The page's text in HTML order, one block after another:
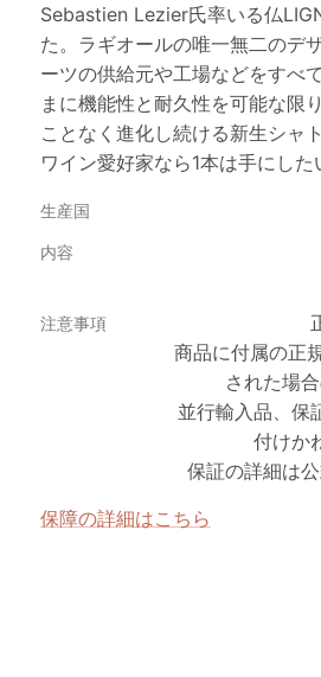
Sebastien Lezier氏率いる仏
た。ラギオールの唯一無二のデ
ーツの供給元や工場などをすべ
まに機能性と耐久性を可能な限
ことなく進化し続ける新生シャ
ワイン愛好家なら1本は手にした
生産国
内容
注意事項
商品に付属の正
された場
並行輸入品、保
付けか
保証の詳細は
保障の詳細はこちら